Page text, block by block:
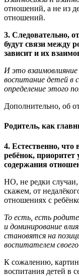
отношений, а не из
отношений.
3. Следовательно,
будут связи между
зависит и их
И это
воспитание детей в
определение этого
Дополнительно, об
Родитель, как
4. Естественно, что
ребёнок,
содержания
НО, не редки случаи,
скажем, от
отношениях с
То есть, есть
и доминирование
становятся на
воспитателем
К сожалению,
воспитания детей в